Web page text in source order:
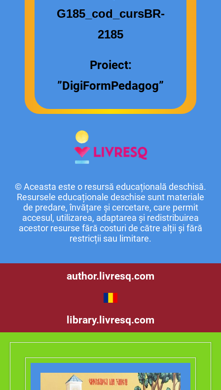
G185_cod_cursBR-
2185
Proiect:
”DigiFormPedagog”
© Aceasta este o resursă educațională deschisă.
Resursele educaționale deschise sunt materiale
de predare, învățare și cercetare, care permit
accesul, utilizarea, adaptarea și redistribuirea
acestor resurse fără costuri de către alții și fără
restricții sau limitare.
author.livresq.com
library.livresq.com